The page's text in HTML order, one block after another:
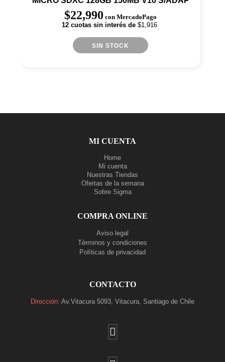
(12177-9)
$22,990 con MercadoPago
12 cuotas sin interés de$1,916
SIN STOCK
MI CUENTA
Home
Mi cuenta
Nuestras Tiendas
Ofertas de la semana
Sobre Sigma
COMPRA ONLINE
Aviso legal
Términos y condiciones
Políticas de privacidad
CONTACTO
Dirección: Av.Vitacura 5093, Vitacura, Santiago de Chile